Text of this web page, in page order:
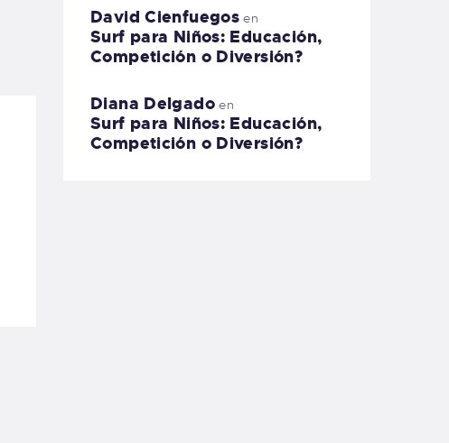
David Cienfuegos en
Surf para Niños: Educación,
Competición o Diversión?
Diana Delgadoen
Surf para Niños: Educación,
Competición o Diversión?